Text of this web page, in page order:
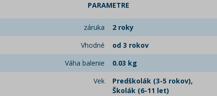
PARAMETRE
záruka
2 roky
Vhodné
od 3 rokov
Váha balenie
0.03 kg
Vek
Predškolák (3-5 rokov),
Školák (6-11 let)